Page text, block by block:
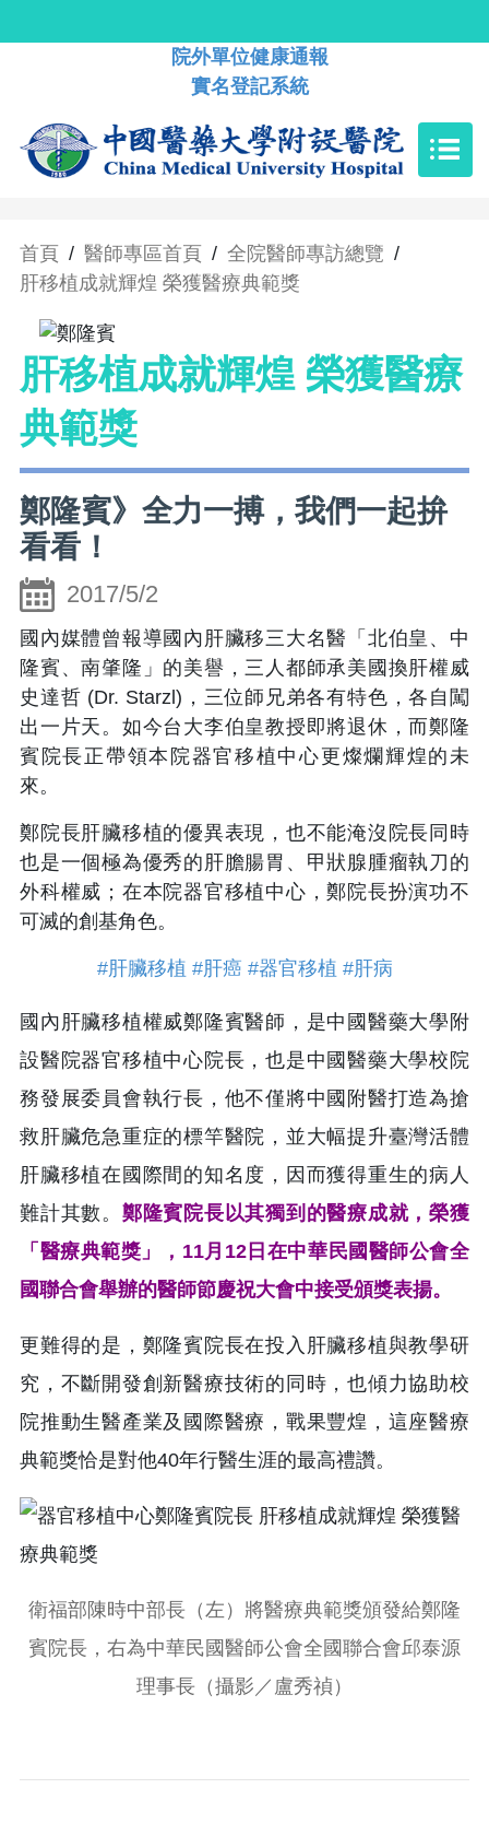
院外單位健康通報
實名登記系統
首頁 / 醫師專區首頁 / 全院醫師專訪總覽 /
肝移植成就輝煌 榮獲醫療典範獎
肝移植成就輝煌 榮獲醫療
典範獎
鄭隆賓》全力一搏，我們一起拚
看看！
2017/5/2
國內媒體曾報導國內肝臟移三大名醫「北伯皇、中
隆賓、南肇隆」的美譽，三人都師承美國換肝權威
史達哲 (Dr. Starzl)，三位師兄弟各有特色，各自闖
出一片天。如今台大李伯皇教授即將退休，而鄭隆
賓院長正帶領本院器官移植中心更燦爛輝煌的未
來。
鄭院長肝臟移植的優異表現，也不能淹沒院長同時
也是一個極為優秀的肝膽腸胃、甲狀腺腫瘤執刀的
外科權威；在本院器官移植中心，鄭院長扮演功不
可滅的創基角色。
#肝臟移植 #肝癌 #器官移植 #肝病
國內肝臟移植權威鄭隆賓醫師，是中國醫藥大學附
設醫院器官移植中心院長，也是中國醫藥大學校院
務發展委員會執行長，他不僅將中國附醫打造為搶
救肝臟危急重症的標竿醫院，並大幅提升臺灣活體
肝臟移植在國際間的知名度，因而獲得重生的病人
難計其數。 鄭隆賓院長以其獨到的醫療成就，榮獲
「醫療典範獎」，11月12日在中華民國醫師公會全
國聯合會舉辦的醫師節慶祝大會中接受頒獎表揚。
更難得的是，鄭隆賓院長在投入肝臟移植與教學研
究，不斷開發創新醫療技術的同時，也傾力協助校
院推動生醫產業及國際醫療，戰果豐煌，這座醫療
典範獎恰是對他40年行醫生涯的最高禮讚。
衛福部陳時中部長（左）將醫療典範獎頒發給鄭隆
賓院長，右為中華民國醫師公會全國聯合會邱泰源
理事長（攝影／盧秀禎）